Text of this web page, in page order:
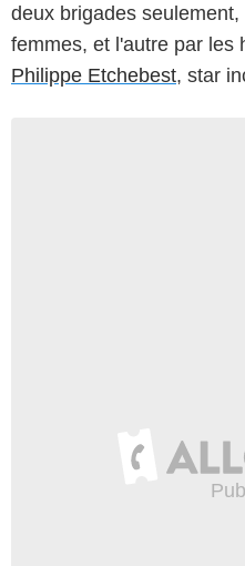
deux brigades
femmes, et l'autre par les
Philippe Etchebest, star